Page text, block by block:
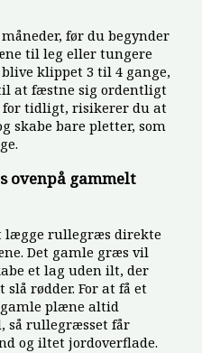
før du begynder
til leg eller tungere
klippet 3 til 4 gange,
at fæstne sig ordentligt
for tidligt, risikerer du at
skabe bare pletter, som
ovenpå gammelt
lægge rullegræs direkte
Det gamle græs vil
et lag uden ilt, der
rødder. For at få et
plæne altid
så rullegræsset får
og iltet jordoverflade.